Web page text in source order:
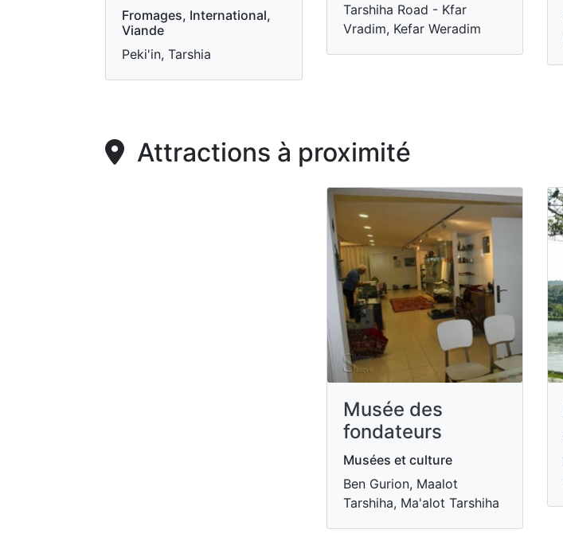
Fromages, International,
Viande
Peki'in, Tarshia
Tarshiha Road - Kfar
Vradim, Kefar Weradim
Attractions à proximité
Musée des
fondateurs
Musées et culture
Ben Gurion, Maalot
Tarshiha, Ma'alot Tarshiha